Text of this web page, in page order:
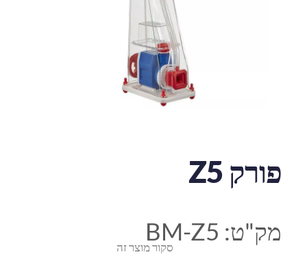
פורק Z5
סקור מוצר זה
מק"ט: BM-Z5